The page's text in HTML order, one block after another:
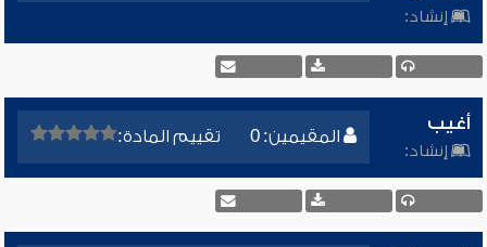
إنشاد:
المقيمين: 0 تقييم المادة:
أغيب
إنشاد: